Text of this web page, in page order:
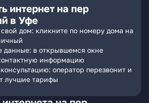
интернет на пер
в Уфе
дом: кликните по номеру дома на
данные: в открывшемся окне
информацию
оператор перезвонит и
лучшие тарифы